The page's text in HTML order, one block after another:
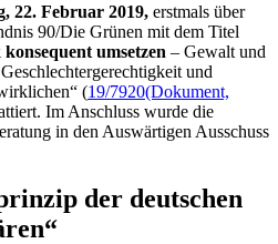
22. Februar 2019, erstmals über
90/Die Grünen mit dem Titel
umsetzen – Gewalt und
und
(19/7920(Dokument,
Im Anschluss wurde die
in den Auswärtigen Ausschuss
der deutschen